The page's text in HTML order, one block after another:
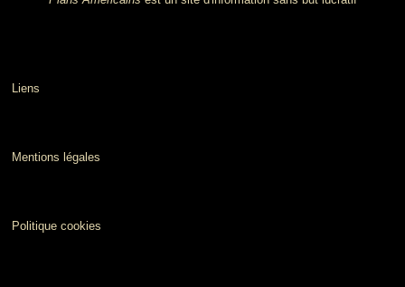
Liens
Mentions légales
Politique cookies